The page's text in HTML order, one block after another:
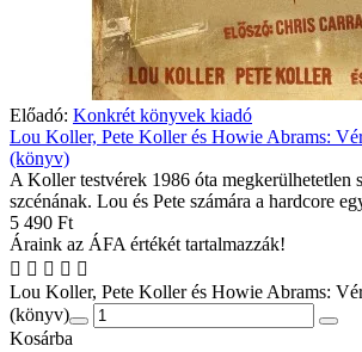
Előadó: Konkrét könyvek kiadó
Lou Koller, Pete Koller és Howie Abrams:
(könyv)
A Koller testvérek 1986 óta megkerülhetetlen
szcénának. Lou és Pete számára a hardcore
5 490 Ft
Áraink az ÁFA értékét tartalmazzák!
Lou Koller, Pete Koller és Howie Abrams:
(könyv)
Kosárba